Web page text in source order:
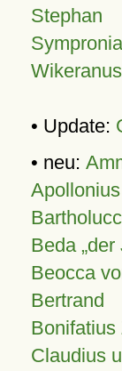
Stephan
Wikeranus
• Update:
• neu:
Beda „der
Beocca
Bertrand
Bonifatius
Claudius